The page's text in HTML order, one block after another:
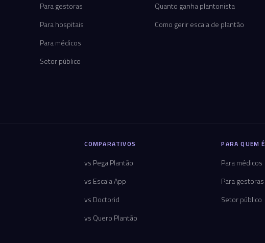
Para gestoras
Para hospitais
Para médicos
Setor público
Quanto ganha plantonista
Como gerir escala de plantão
COMPARATIVOS
vs Pega Plantão
vs Escala App
vs Doctorid
vs Quero Plantão
PARA QUEM É
Para médicos
Para gestoras
Setor público